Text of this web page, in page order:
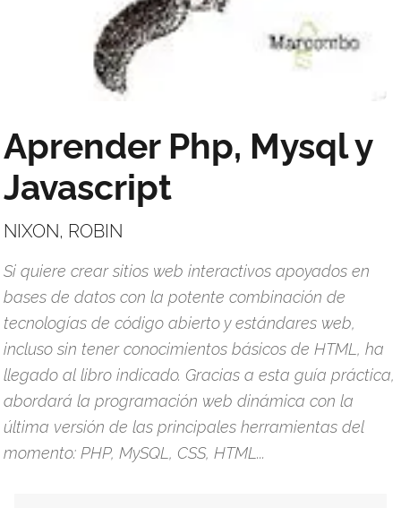
Aprender Php, Mysql y
Javascript
NIXON, ROBIN
Si quiere crear sitios web interactivos apoyados en
bases de datos con la potente combinación de
tecnologías de código abierto y estándares web,
incluso sin tener conocimientos básicos de HTML, ha
llegado al libro indicado. Gracias a esta guía práctica,
abordará la programación web dinámica con la
última versión de las principales herramientas del
momento: PHP, MySQL, CSS, HTML...